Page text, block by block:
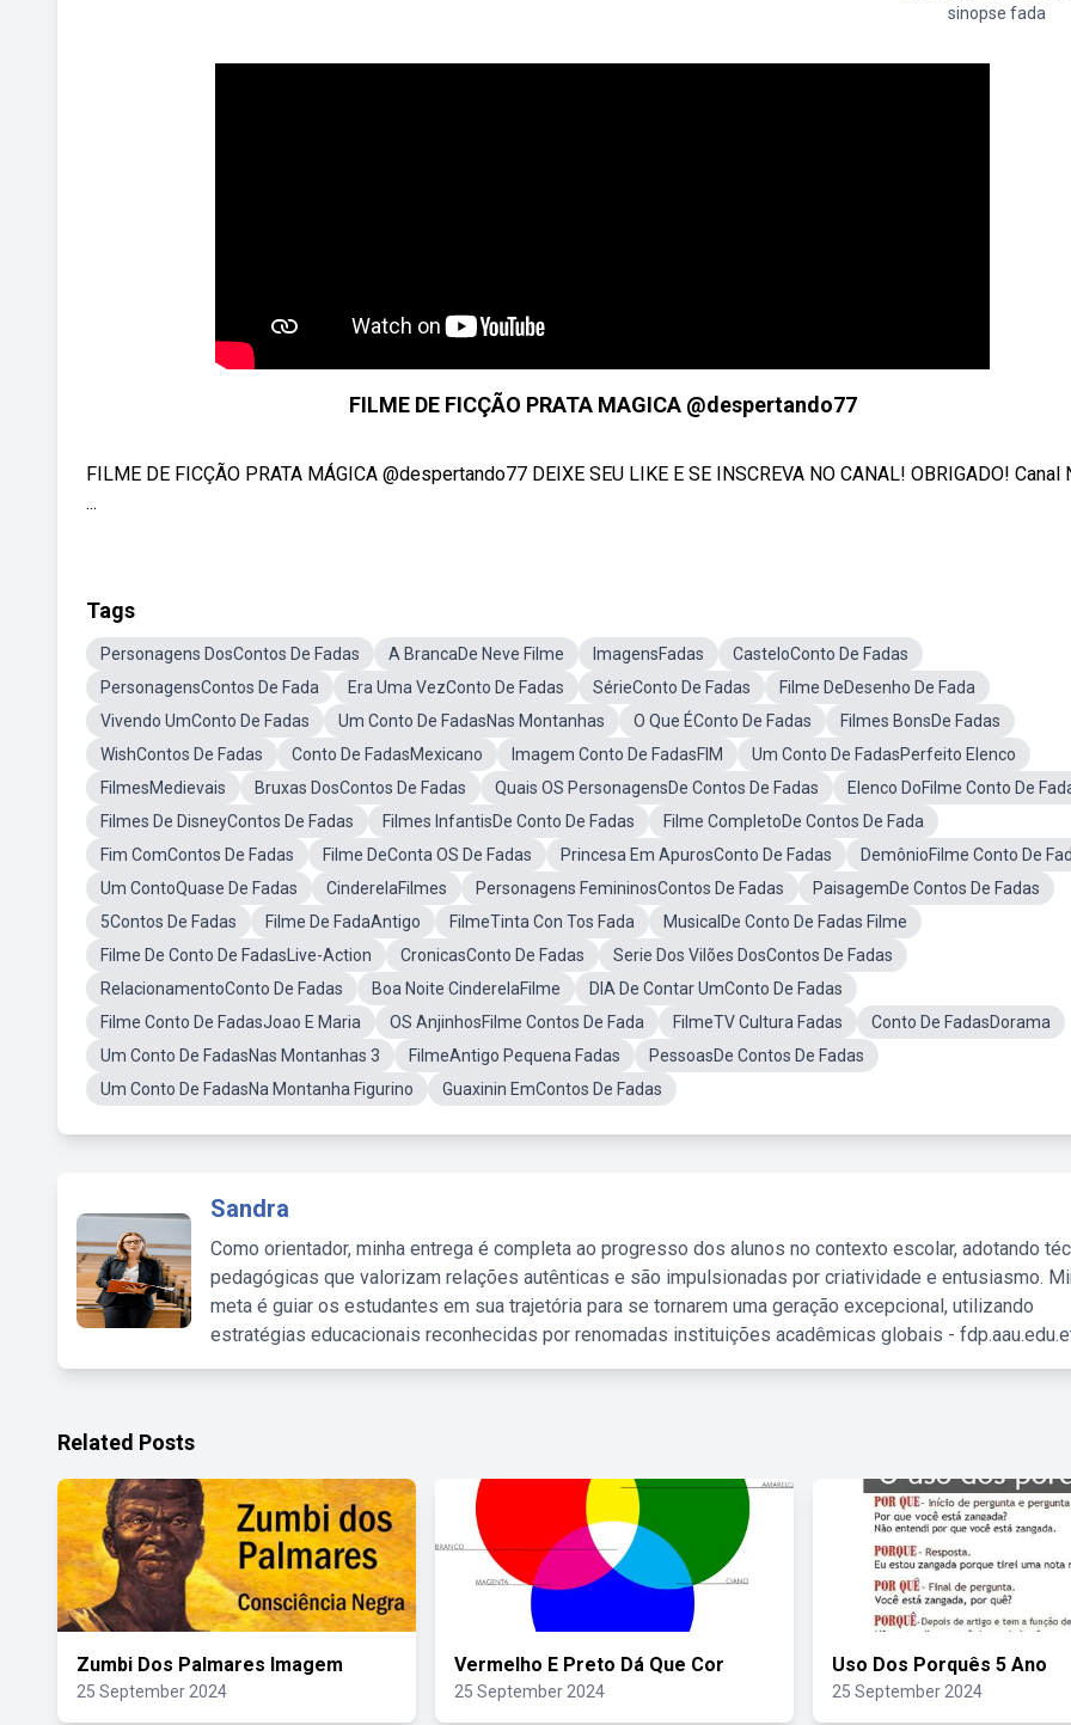
sinopse fada
FILME DE FICÇÃO PRATA MAGICA @despertando77
FILME DE FICÇÃO PRATA MÁGICA @despertando77 DEIXE SEU LIKE E SE INSCREVA NO CANAL! OBRIGADO! Canal
...
Tags
Personagens DosContos De Fadas A BrancaDe Neve Filme ImagensFadas
CasteloConto De Fadas
PersonagensContos De Fada
Era Uma VezConto De Fadas SérieConto De Fadas
Filme DeDesenho De Fada
Vivendo UmConto De Fadas
Um Conto De FadasNas Montanhas O Que ÉConto De Fadas
Filmes BonsDe Fadas
WishContos De Fadas
Conto De FadasMexicano Imagem Conto De FadasFIM
Um Conto De FadasPerfeito Elenco
FilmesMedievais
Bruxas DosContos De Fadas Quais OS PersonagensDe Contos De Fadas
Elenco DoFilme Conto De
Filmes De DisneyContos De Fadas
Filmes InfantisDe Conto De Fadas
Filme CompletoDe Contos De Fada
Fim ComContos De Fadas
Filme DeConta OS De Fadas Princesa Em ApurosConto De Fadas
DemônioFilme Conto De
Um ContoQuase De Fadas
CinderelaFilmes Personagens FemininosContos De Fadas
PaisagemDe Contos De Fadas
5Contos De Fadas
Filme De FadaAntigo FilmeTinta Con Tos Fada
MusicalDe Conto De Fadas Filme
Filme De Conto De FadasLive-Action
CronicasConto De Fadas
Serie Dos Vilões DosContos De Fadas
RelacionamentoConto De Fadas
Boa Noite CinderelaFilme
DIA De Contar UmConto De Fadas
Filme Conto De FadasJoao E Maria
OS AnjinhosFilme Contos De Fada FilmeTV Cultura Fadas
Conto De FadasDorama
Um Conto De FadasNas Montanhas 3
FilmeAntigo Pequena Fadas
PessoasDe Contos De Fadas
Um Conto De FadasNa Montanha Figurino
Guaxinin EmContos De Fadas
Sandra
Como orientador, minha entrega é completa ao progresso dos alunos no contexto escolar, adotando
pedagógicas que valorizam relações autênticas e são impulsionadas por criatividade e entusiasmo.
meta é guiar os estudantes em sua trajetória para se tornarem uma geração excepcional, utilizando
estratégias educacionais reconhecidas por renomadas instituições acadêmicas globais -
Related Posts
Zumbi Dos Palmares Imagem
25 September 2024
Vermelho E Preto Dá Que Cor
25 September 2024
Uso Dos Porquês 5 Ano
25 September 2024